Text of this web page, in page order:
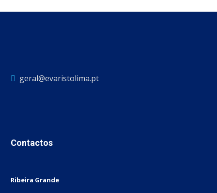
geral@evaristolima.pt
Contactos
Ribeira Grande